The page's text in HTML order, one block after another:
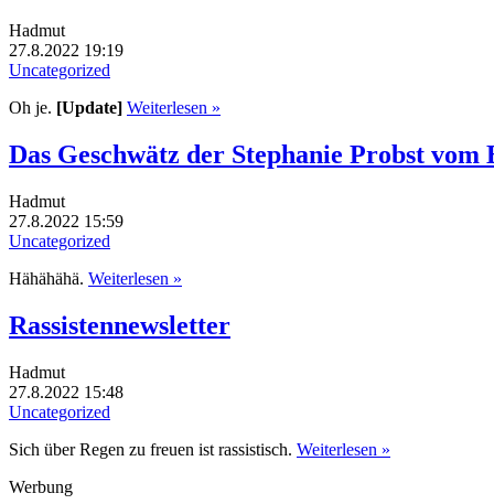
Hadmut
27.8.2022 19:19
Uncategorized
Oh je. [Update] Weiterlesen »
Das Geschwätz der Stephanie Probst
Hadmut
27.8.2022 15:59
Uncategorized
Hähähähä. Weiterlesen »
Rassistennewsletter
Hadmut
27.8.2022 15:48
Uncategorized
Sich über Regen zu freuen ist rassistisch. Weiterlesen »
Werbung